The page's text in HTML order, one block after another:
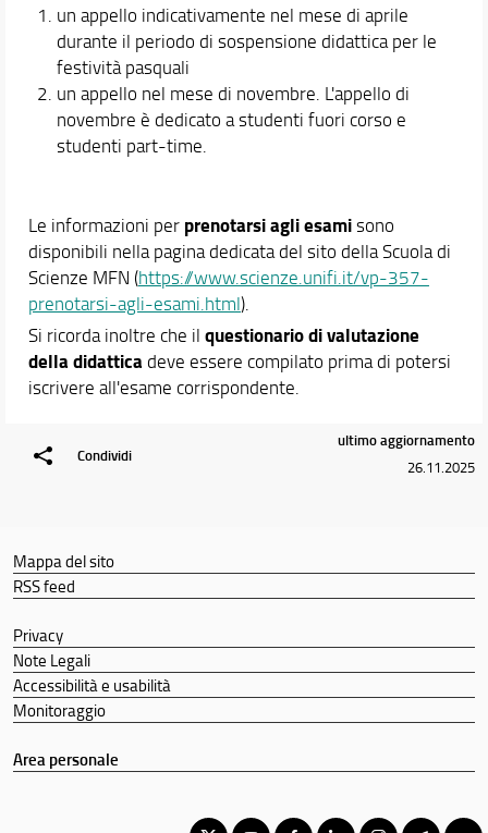
un appello indicativamente nel mese di aprile
durante il periodo di sospensione didattica per le
festività pasquali
un appello nel mese di novembre. L'appello di
novembre è dedicato a studenti fuori corso e
studenti part-time.
Le informazioni per prenotarsi agli esamisono
disponibili nella pagina dedicata del sito della Scuola di
Scienze MFN (https://www.scienze.unifi.it/vp-357-
prenotarsi-agli-esami.html).
Si ricorda inoltre che il questionario di valutazione
della didatticadeve essere compilato prima di potersi
iscrivere all'esame corrispondente.
Condividi
ultimo aggiornamento
26.11.2025
Mappa del sito
RSS feed
Privacy
Note Legali
Accessibilità e usabilità
Monitoraggio
Area personale